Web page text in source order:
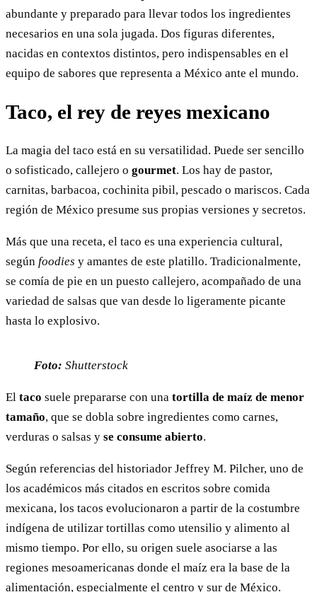
abundante y preparado para llevar todos los ingredientes
necesarios en una sola jugada. Dos figuras diferentes,
nacidas en contextos distintos, pero indispensables en el
equipo de sabores que representa a México ante el mundo.
Taco, el rey de reyes mexicano
La magia del taco está en su versatilidad. Puede ser sencillo
o sofisticado, callejero o gourmet. Los hay de pastor,
carnitas, barbacoa, cochinita pibil, pescado o mariscos. Cada
región de México presume sus propias versiones y secretos.
Más que una receta, el taco es una experiencia cultural,
según foodies y amantes de este platillo. Tradicionalmente,
se comía de pie en un puesto callejero, acompañado de una
variedad de salsas que van desde lo ligeramente picante
hasta lo explosivo.
Foto: Shutterstock
El taco suele prepararse con una tortilla de maíz de menor
tamaño, que se dobla sobre ingredientes como carnes,
verduras o salsas y se consume abierto.
Según referencias del historiador Jeffrey M. Pilcher, uno de
los académicos más citados en escritos sobre comida
mexicana, los tacos evolucionaron a partir de la costumbre
indígena de utilizar tortillas como utensilio y alimento al
mismo tiempo. Por ello, su origen suele asociarse a las
regiones mesoamericanas donde el maíz era la base de la
alimentación, especialmente el centro y sur de México.